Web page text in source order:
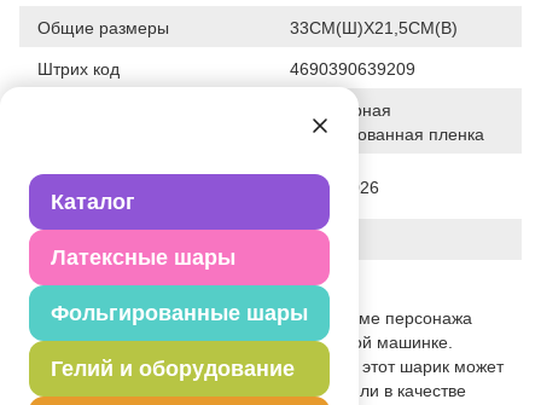
Каталог
Латексные шары
Фольгированные шары
Гелий и оборудование
Общие размеры 33СМ(Ш)Х21,5СМ(В)
Штрих код 4690390639209
Полимерная
фольгированная пленка
Дата последнего изменения
элемента
28-07-2026
4.000 г
Описание товара
Воздушный фольгированный шар в форме персонажа
российского мультсериала Котэ в красной машинке.
Выполненный в формате мини-фигуры, этот шарик может
быть использован как часть декораций или в качестве